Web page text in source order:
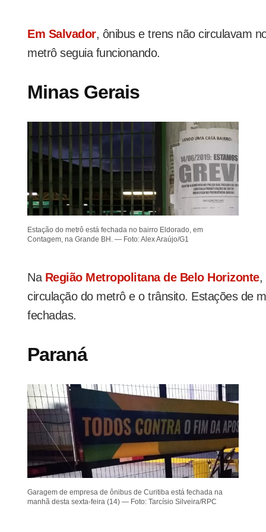
Em Salvador, ônibus e trens não circulavam
metrô seguia funcionando.
Minas Gerais
Estação do metrô está fechada no bairro Eldorado, em
Contagem, na Grande BH. — Foto: Alex Araújo/G1
Na Região Metropolitana de Belo Horizonte,
circulação do metrô e o trânsito. Estações de
fechadas.
Paraná
Garagem de empresa de ônibus de Curitiba está fechada na
manhã desta sexta-feira (14) — Foto: Tarcísio Silveira/RPC